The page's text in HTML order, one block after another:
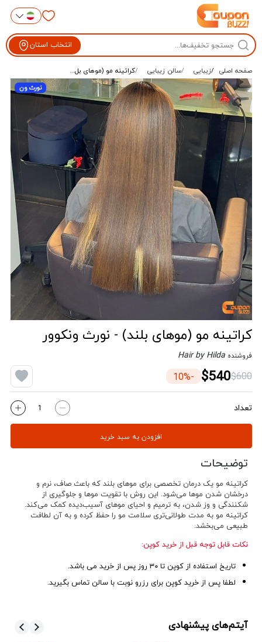
انتخاب استان
صفحه اصلی زیبایی سالن زیبایی کراتینه مو (موهای بل...
نورث ون
کراتینه مو (موهای بلند) - نورث ونکوور
فروشنده Hair by Hilda
$600
$540
-10%
تعداد
افزودن به سبد خرید
توضیحات
کراتینه مو یک درمان تخصصی برای موهای بلند که باعث صاف، نرم و
درخشان شدن موها می‌شود. این روش با تقویت موها و جلوگیری از
شکنندگی و وز شدن، به ترمیم و احیای موهای آسیب‌دیده کمک می‌کند.
کراتینه مو به مدت طولانی‌تری سلامت مو را حفظ کرده و به آن لطافت
طبیعی می‌بخشد.
نکات قابل توجه قبل از خرید کوپن:
تاریخ استفاده از کوپن تا ۳۰ روز پس از خرید می باشد.
لطفا پس از خرید کوپن برای رزرو نوبت با سالن تماس بگیرید.
آیتم‌های پیشنهادی